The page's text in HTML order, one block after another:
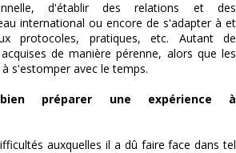
d'établir des relations et des
international ou encore de s'adapter à et
protocoles, pratiques, etc. Autant de
de manière pérenne, alors que les
s'estomper avec le temps.
préparer une expérience à
auxquelles il a dû faire face dans tel